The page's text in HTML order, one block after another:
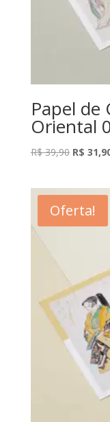
Papel de
Oriental
R$39,90 O
era:
R$ 39,90.
R$
Oferta!